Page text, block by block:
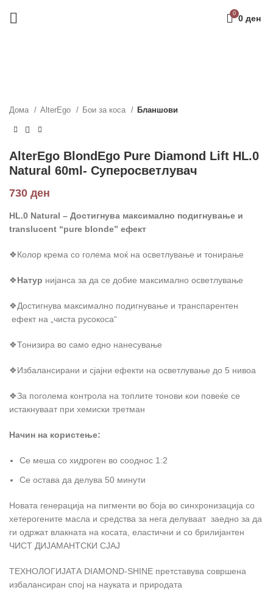
0 0 ден
Дома AlterEgo Бои за коса Бланшови
AlterEgo BlondEgo Pure Diamond Lift HL.0
Natural 60ml- Суперосветлувач
730 ден
HL.0 Natural – Достигнува максимално подигнување и
translucent “pure blonde” ефект
❖Колор крема со голема моќ на осветлување и тонирање
❖Натур нијанса за да се добие максимално осветлување
❖Достигнува максимално подигнување и транспарентен
ефект на „чиста русокоса“
❖Тонизира во само едно нанесување
❖Избалансирани и сјајни ефекти на осветлување до 5 нивоа
❖За поголема контрола на топлите тонови кои повеќе се
истакнуваат при хемиски третман
Начин на користење:
Се меша со хидроген во сооднос 1:2
Се остава да делува 50 минути
Новата генерација на пигменти во боја во синхронизација со
хетерогените масла и средства за нега делуваат заедно за да
ги одржат влакната на косата, еластични и со брилијантен
ЧИСТ ДИЈАМАНТСКИ СЈАЈ
ТЕХНОЛОГИЈАТА DIAMOND-SHINE претставува совршена
избалансиран спој на науката и природата